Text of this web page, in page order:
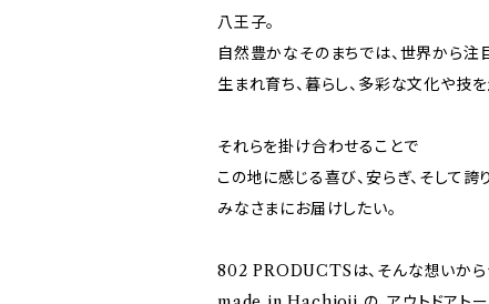
八王子。
自然豊かなそのまちでは、世界から注
生まれ育ち、暮らし、多彩な文化や技を
それらを掛け合わせることで
この地に感じる喜び、安らぎ、そして誇
みなさまにお届けしたい。
802 PRODUCTSは、そんな想いから